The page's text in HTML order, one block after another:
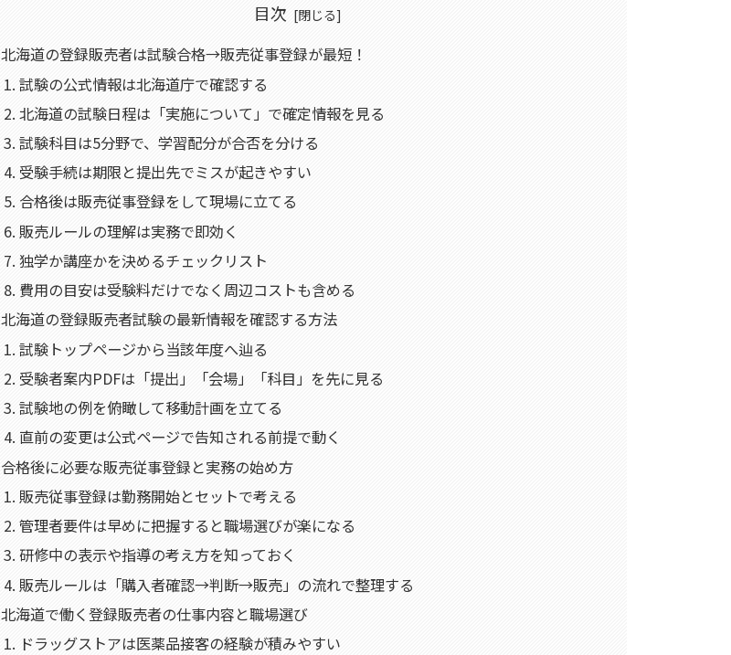
目次
北海道の登録販売者は試験合格→販売従事登録が最短！
試験の公式情報は北海道庁で確認する
北海道の試験日程は「実施について」で確定情報を見る
試験科目は5分野で、学習配分が合否を分ける
受験手続は期限と提出先でミスが起きやすい
合格後は販売従事登録をして現場に立てる
販売ルールの理解は実務で即効く
独学か講座かを決めるチェックリスト
費用の目安は受験料だけでなく周辺コストも含める
北海道の登録販売者試験の最新情報を確認する方法
試験トップページから当該年度へ辿る
受験者案内PDFは「提出」「会場」「科目」を先に見る
試験地の例を俯瞰して移動計画を立てる
直前の変更は公式ページで告知される前提で動く
合格後に必要な販売従事登録と実務の始め方
販売従事登録は勤務開始とセットで考える
管理者要件は早めに把握すると職場選びが楽になる
研修中の表示や指導の考え方を知っておく
販売ルールは「購入者確認→判断→販売」の流れで整理する
北海道で働く登録販売者の仕事内容と職場選び
ドラッグストアは医薬品接客の経験が積みやすい